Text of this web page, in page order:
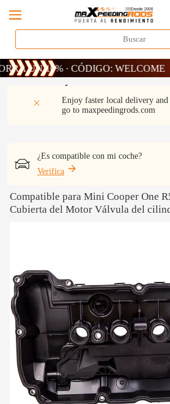
10% · CÓDIGO: WELCOME
10% · CÓDIGO: WELCOME
10% · CÓDIGO: WELCOME
Enjoy faster local delivery
go to maxpeedingrods.com
¿Es compatible con mi coche?
Verifica
DESCRIPCIÓN
Compatible para Mini Cooper One
Cubierta del Motor Válvula del